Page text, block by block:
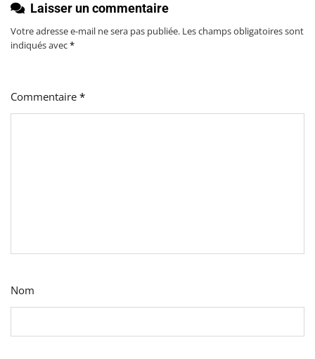
Laisser un commentaire
Votre adresse e-mail ne sera pas publiée. Les champs obligatoires sont
indiqués avec*
Commentaire *
Nom